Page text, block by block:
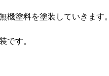
機塗料を塗装していきます。
です。